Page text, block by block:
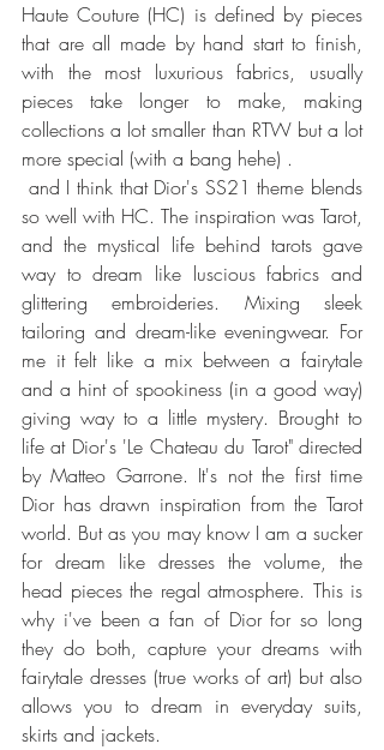
Haute Couture (HC) is defined by pieces
that are all made by hand start to finish,
with the most luxurious fabrics, usually
pieces take longer to make, making
collections a lot smaller than RTW but a lot
more special (with a bang hehe) .
so well with HC. The inspiration was Tarot,
and the mystical life behind tarots gave
way to dream like luscious fabrics and
glittering embroideries. Mixing sleek
tailoring and dream-like eveningwear. For
me it felt like a mix between a fairytale
and a hint of spookiness (in a good way)
giving way to a little mystery. Brought to
life at Dior's 'Le Chateau du Tarot" directed
by Matteo Garrone. It's not the first time
Dior has drawn inspiration from the Tarot
world. But as you may know I am a sucker
for dream like dresses the volume, the
head pieces the regal atmosphere. This is
why i've been a fan of Dior for so long
they do both, capture your dreams with
fairytale dresses (true works of art) but also
allows you to dream in everyday suits,
skirts and jackets.